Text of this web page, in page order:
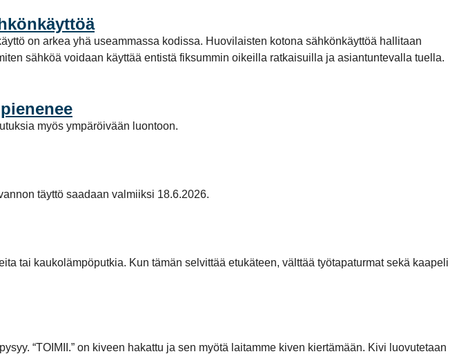
on arkea yhä useammassa kodissa. Huovilaisten kotona sähkönkäyttöä hallitaan
sähköä voidaan käyttää entistä fiksummin oikeilla ratkaisuilla ja asiantuntevalla tuella.
myös ympäröivään luontoon.
täyttö saadaan valmiiksi 18.6.2026.
tai kaukolämpöputkia. Kun tämän selvittää etukäteen, välttää työtapaturmat sekä kaapeli
“TOIMII.” on kiveen hakattu ja sen myötä laitamme kiven kiertämään. Kivi luovutetaan